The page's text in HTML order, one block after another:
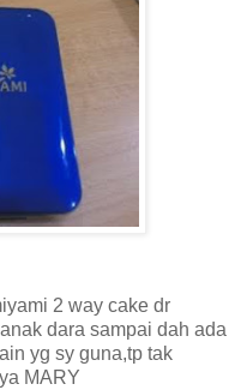
2 way cake dr
dara sampai dah ada
yg sy guna,tp tak
MARY